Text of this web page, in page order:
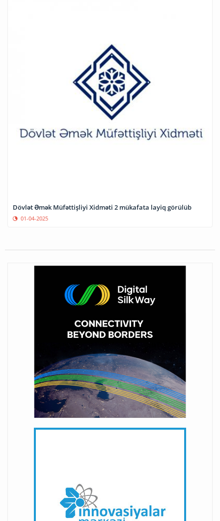
Dövlət Əmək Müfəttişliyi Xidməti 2 mükafata layiq görülüb
01-04-2025